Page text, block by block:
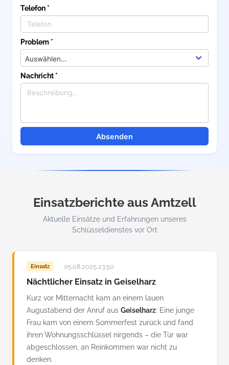
Telefon *
Problem *
Nachricht *
Absenden
Einsatzberichte aus Amtzell
Aktuelle Einsätze und Erfahrungen unseres
Schlüsseldienstes vor Ort
Einsatz 05.08.2025 23:50
Nächtlicher Einsatz in Geiselharz
Kurz vor Mitternacht kam an einem lauen
Augustabend der Anruf aus Geiselharz: Eine junge
Frau kam von einem Sommerfest zurück und fand
ihren Wohnungsschlüssel nirgends – die Tür war
abgeschlossen, an Reinkommen war nicht zu
denken.